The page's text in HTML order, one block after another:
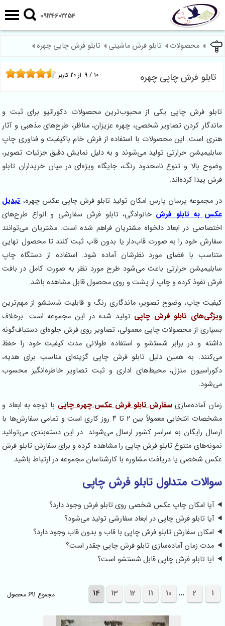
09124602254
محصولات تابلو فرش ماشینی تابلو فرش چاپی چهره
تابلو فرش چاپی چهره 9 / 10 از 20 کاربر
تابلو فرش چاپی یکی از محبوب‌ترین محصولات دکوراتیو برای ثبت و
ماندگار کردن تصاویر شخصی، چهره عزیزان، مناظر، طرح‌های مذهبی و آثار
هنری است. این محصولات با استفاده از فرش خام باکیفیت و فناوری چاپ
سابلیمیشن حرارتی تولید می‌شوند و به دلیل نمایش دقیق جزئیات تصویر،
وضوح بالا و تنوع نامحدود رنگ، جایگاه ویژه‌ای در میان خریداران تابلو
فرش پیدا کرده‌اند.
در مجموعه پرسان پارس امکان تولید تابلو فرش چاپی عکس چهره،تبدیل
عکس به تابلو فرش خانوادگی، تابلو فرش سفارشی و انواع طرح‌های
اختصاصی در ابعاد دلخواه مشتریان فراهم شده است. مشتریان می‌توانند
سفارش خود را به صورت قاب‌دار یا بدون قاب ثبت کنند تا محصول نهایی
متناسب با فضای مورد نظرشان آماده شود. استفاده از دستگاه چاپ
سابلیمیشن حرارتی باعث می‌شود طرح مورد نظر به صورت کامل در بافت
فرش نفوذ کرده و چاپ از پشت و روی محصول قابل مشاهده باشد.
کیفیت چاپ، وضوح تصویر، ماندگاری رنگ و قابلیت شستشو از مهم‌ترین
ویژگی‌های تابلو فرش چاپی تولید شده در این مجموعه است. برخلاف
بسیاری از محصولات چاپی معمولی، تصاویر روی فرش جلوه‌ای دستباف‌گونه
داشته و در برابر شستشو و استفاده طولانی مدت کیفیت خود را حفظ
می‌کنند. به همین دلیل تابلو فرش چاپی گزینه‌ای مناسب برای هدیه،
دکوراسیون منزل، محیط‌های اداری و ثبت تصاویر خاطره‌انگیز محسوب
می‌شود.
زمان آماده‌سازی سفارش تابلو فرش عکس چهره چاپی با توجه به ابعاد و
مشخصات انتخابی معمولاً بین ۲ تا ۴ روز کاری است و تمامی سفارش‌ها با
ارسال رایگان به سراسر کشور ارسال می‌شوند. در این دسته‌بندی می‌توانید
نمونه‌های متنوع تابلو فرش چاپی را مشاهده کرده و برای سفارش تابلو فرش
عکس شخصی یا دریافت مشاوره با کارشناسان مجموعه در ارتباط باشید.
سوالات متداول تابلو فرش چاپی
آیا امکان چاپ عکس شخصی روی تابلو فرش وجود دارد؟
آیا تابلو فرش چاپی در ابعاد سفارشی تولید می‌شود؟
امکان سفارش تابلو فرش چاپی با قاب و بدون قاب وجود دارد؟
مدت زمان آماده‌سازی تابلو فرش چاپی چقدر است؟
آیا تابلو فرش چاپی قابل شستشو است؟
1
2
...
10
11
12
13
14 مجموع 691 محصول